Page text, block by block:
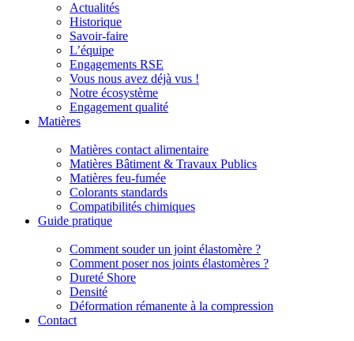
Actualités
Historique
Savoir-faire
L’équipe
Engagements RSE
Vous nous avez déjà vus !
Notre écosystème
Engagement qualité
Matières
Matières contact alimentaire
Matières Bâtiment & Travaux Publics
Matières feu-fumée
Colorants standards
Compatibilités chimiques
Guide pratique
Comment souder un joint élastomère ?
Comment poser nos joints élastomères ?
Dureté Shore
Densité
Déformation rémanente à la compression
Contact